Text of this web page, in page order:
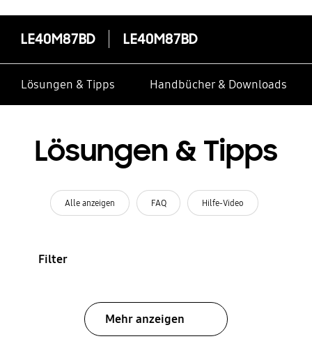
LE40M87BD LE40M87BD
Lösungen & Tipps Handbücher & Downloads
Lösungen & Tipps
Alle anzeigen FAQ Hilfe-Video
Filter
Mehr anzeigen